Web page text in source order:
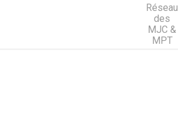
Réseau
des
MJC &
MPT